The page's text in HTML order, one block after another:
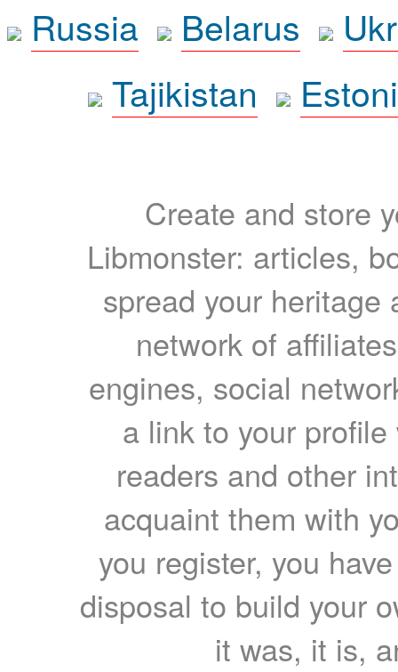
Russia
Belarus
Tajikistan
Create and store
Libmonster: articles,
spread your heritage
network of
engines, social
a link to your
readers and other
acquaint them with
you register, you
disposal to build your
it was, it is,